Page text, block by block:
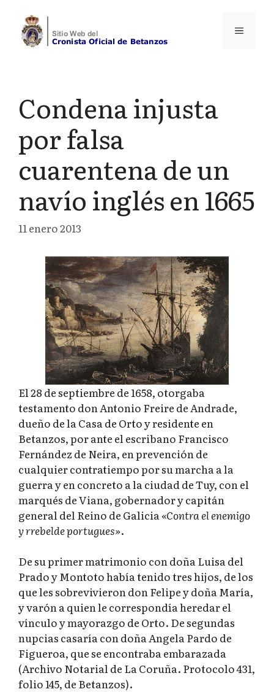
contenido
Menú
Condena injusta
por falsa
cuarentena de un
navío inglés en 1665
11 enero 2013
El 28 de septiembre de 1658, otorgaba
testamento don Antonio Freire de Andrade,
dueño de la Casa de Orto y residente en
Betanzos, por ante el escribano Francisco
Fernández de Neira, en prevención de
cualquier contratiempo por su marcha a la
guerra y en concreto a la ciudad de Tuy, con el
marqués de Viana, gobernador y capitán
general del Reino de Galicia «Contra el enemigo
y rrebelde portugues».
De su primer matrimonio con doña Luisa del
Prado y Montoto había tenido tres hijos, de los
que les sobrevivieron don Felipe y doña María,
y varón a quien le correspondía heredar el
vínculo y mayorazgo de Orto. De segundas
nupcias casaría con doña Angela Pardo de
Figueroa, que se encontraba embarazada
(Archivo Notarial de La Coruña. Protocolo 431,
folio 145, de Betanzos).